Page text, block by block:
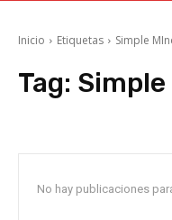
Inicio Etiquetas Simple
Tag: Simple
No hay publicaciones